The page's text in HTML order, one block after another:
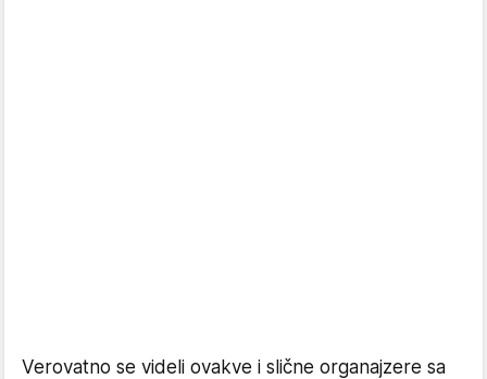
Verovatno se videli ovakve i slične organajzere sa